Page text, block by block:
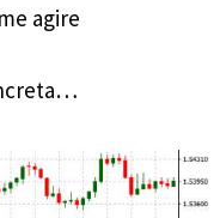
agire